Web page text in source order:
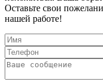
Оставьте свои
нашей работе!